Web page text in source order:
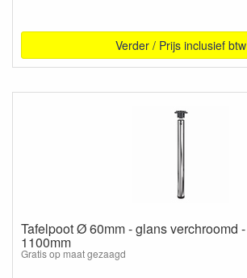
Verder / Prijs inclusief btw
Tafelpoot Ø 60mm - glans verchroomd
1100mm
Gratis op maat gezaagd